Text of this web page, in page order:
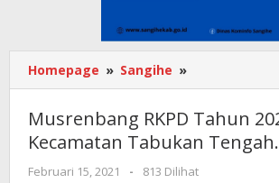
Homepage » Sangihe »
RKPD
2022
Kecamatan
Tabukan
Musrenbang RKPD Tahun
Kecamatan Tabukan Tengah.
Februari 15, 2021
oleh
-
813 Dilihat